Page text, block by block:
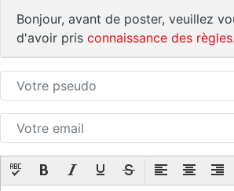
Bonjour, avant de poster, veuillez
d'avoir pris connaissance des règles.